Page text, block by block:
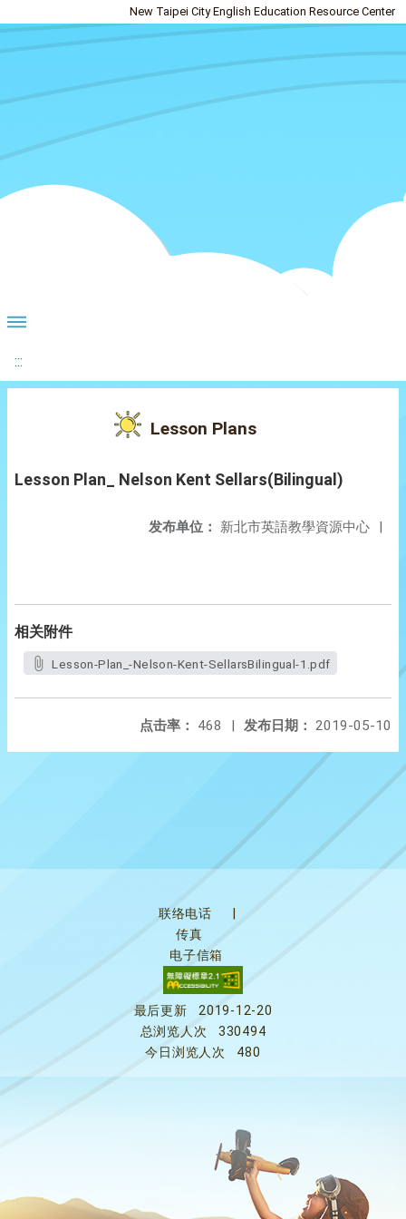
New Taipei City English Education Resource Center
:::
Lesson Plans
Lesson Plan_ Nelson Kent Sellars(Bilingual)
发布单位： 新北市英語教學資源中心 |
相关附件
Lesson-Plan_-Nelson-Kent-SellarsBilingual-1.pdf
发布日期： 2019-05-10
点击率： 468 |
联络电话
传真
电子信箱
最后更新
2019-12-20
总浏览人次
330494
今日浏览人次
480